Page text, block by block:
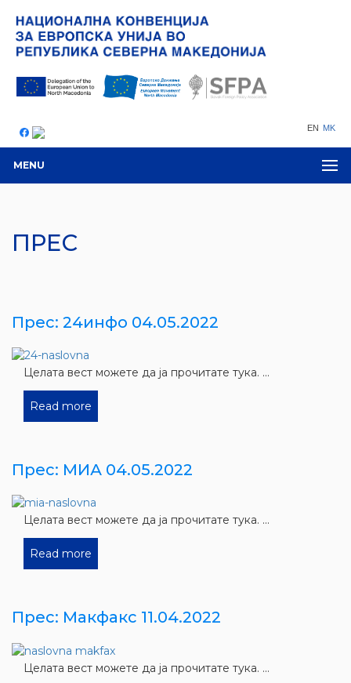
EN MK
MENU
ПРЕС
Прес: 24инфо 04.05.2022
Целата вест можете да ја прочитате тука. ...
Read more
Прес: МИА 04.05.2022
Целата вест можете да ја прочитате тука. ...
Read more
Прес: Макфакс 11.04.2022
Целата вест можете да ја прочитате тука. ...